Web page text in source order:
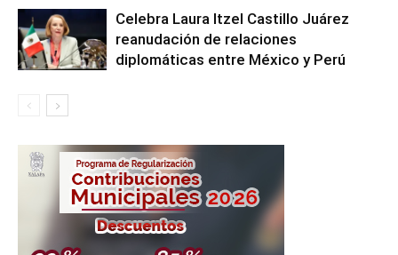
Celebra Laura Itzel Castillo Juárez
reanudación de relaciones
diplomáticas entre México y Perú